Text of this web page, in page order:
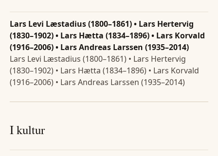
Lars Levi Læstadius (1800–1861) • Lars Hertervig
(1830–1902) • Lars Hætta (1834–1896) • Lars Korvald
(1916–2006) • Lars Andreas Larssen (1935–2014)
Lars Levi Læstadius (1800–1861) • Lars Hertervig
(1830–1902) • Lars Hætta (1834–1896) • Lars Korvald
(1916–2006) • Lars Andreas Larssen (1935–2014)
I kultur